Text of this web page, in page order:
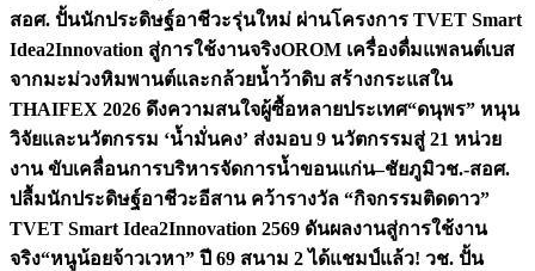
สอศ. ปั้นนักประดิษฐ์อาชีวะรุ่นใหม่ ผ่านโครงการ TVET Smart
Idea2Innovation สู่การใช้งานจริงOROM เครื่องดื่มแพลนต์เบส
จากมะม่วงหิมพานต์และกล้วยน้ำว้าดิบ สร้างกระแสใน
THAIFEX 2026 ดึงความสนใจผู้ซื้อหลายประเทศ“ดนุพร” หนุน
วิจัยและนวัตกรรม ‘น้ำมั่นคง’ ส่งมอบ 9 นวัตกรรมสู่ 21 หน่วย
งาน ขับเคลื่อนการบริหารจัดการน้ำขอนแก่น–ชัยภูมิวช.-สอศ.
ปลื้มนักประดิษฐ์อาชีวะอีสาน คว้ารางวัล “กิจกรรมติดดาว”
TVET Smart Idea2Innovation 2569 ดันผลงานสู่การใช้งาน
จริง“หนูน้อยจ้าวเวหา” ปี 69 สนาม 2 ได้แชมป์แล้ว! วช. ปั้น